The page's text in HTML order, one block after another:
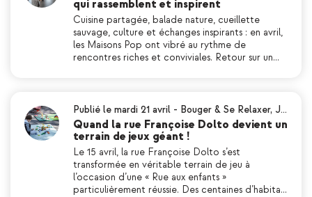
qui rassemblent et inspirent
Cuisine partagée, balade nature, cueillette
sauvage, culture et échanges inspirants : en avril,
les Maisons Pop ont vibré au rythme de
rencontres riches et conviviales. Retour sur un…
Publié le mardi 21 avril - Bouger & Se Relaxer, J…
Quand la rue Françoise Dolto devient un
terrain de jeux géant !
Le 15 avril, la rue Françoise Dolto s’est
transformée en véritable terrain de jeu à
l’occasion d’une « Rue aux enfants »
particulièrement réussie. Des centaines d’habita…